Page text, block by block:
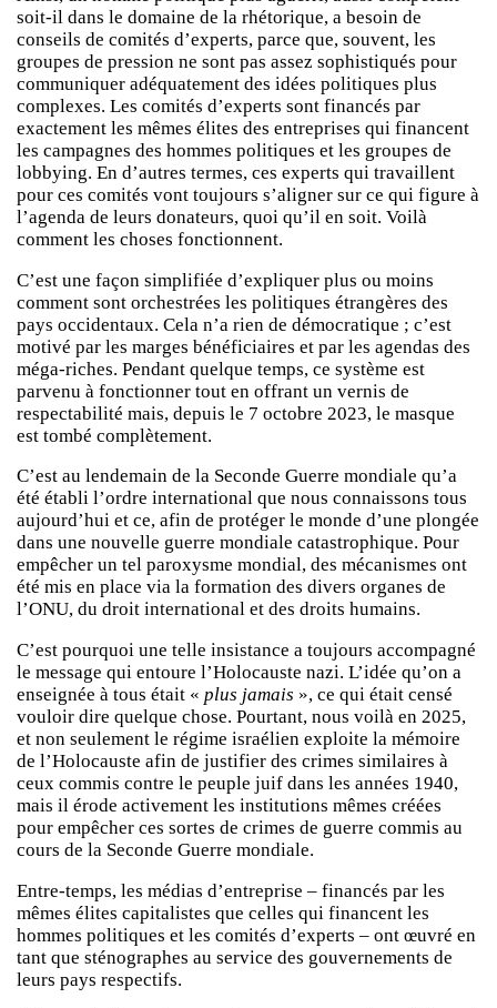
soit-il dans le domaine de la rhétorique, a besoin de
conseils de comités d’experts, parce que, souvent, les
groupes de pression ne sont pas assez sophistiqués pour
communiquer adéquatement des idées politiques plus
complexes. Les comités d’experts sont financés par
exactement les mêmes élites des entreprises qui financent
les campagnes des hommes politiques et les groupes de
lobbying. En d’autres termes, ces experts qui travaillent
pour ces comités vont toujours s’aligner sur ce qui figure à
l’agenda de leurs donateurs, quoi qu’il en soit. Voilà
comment les choses fonctionnent.
C’est une façon simplifiée d’expliquer plus ou moins
comment sont orchestrées les politiques étrangères des
pays occidentaux. Cela n’a rien de démocratique ; c’est
motivé par les marges bénéficiaires et par les agendas des
méga-riches. Pendant quelque temps, ce système est
parvenu à fonctionner tout en offrant un vernis de
respectabilité mais, depuis le 7 octobre 2023, le masque
est tombé complètement.
C’est au lendemain de la Seconde Guerre mondiale qu’a
été établi l’ordre international que nous connaissons tous
aujourd’hui et ce, afin de protéger le monde d’une plongée
dans une nouvelle guerre mondiale catastrophique. Pour
empêcher un tel paroxysme mondial, des mécanismes ont
été mis en place via la formation des divers organes de
l’ONU, du droit international et des droits humains.
C’est pourquoi une telle insistance a toujours accompagné
le message qui entoure l’Holocauste nazi. L’idée qu’on a
enseignée à tous était « plus jamais », ce qui était censé
vouloir dire quelque chose. Pourtant, nous voilà en 2025,
et non seulement le régime israélien exploite la mémoire
de l’Holocauste afin de justifier des crimes similaires à
ceux commis contre le peuple juif dans les années 1940,
mais il érode activement les institutions mêmes créées
pour empêcher ces sortes de crimes de guerre commis au
cours de la Seconde Guerre mondiale.
Entre-temps, les médias d’entreprise – financés par les
mêmes élites capitalistes que celles qui financent les
hommes politiques et les comités d’experts – ont œuvré en
tant que sténographes au service des gouvernements de
leurs pays respectifs.